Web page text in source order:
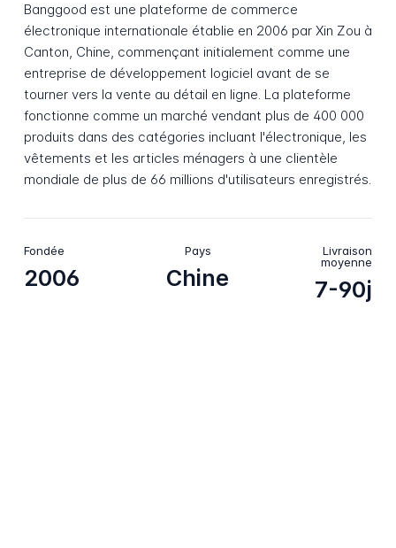
Banggood est une plateforme de commerce
électronique internationale établie en 2006 par Xin Zou à
Canton, Chine, commençant initialement comme une
entreprise de développement logiciel avant de se
tourner vers la vente au détail en ligne. La plateforme
fonctionne comme un marché vendant plus de 400 000
produits dans des catégories incluant l'électronique, les
vêtements et les articles ménagers à une clientèle
mondiale de plus de 66 millions d'utilisateurs enregistrés.
Fondée
2006
Pays
Chine
Livraison
moyenne
7-90j